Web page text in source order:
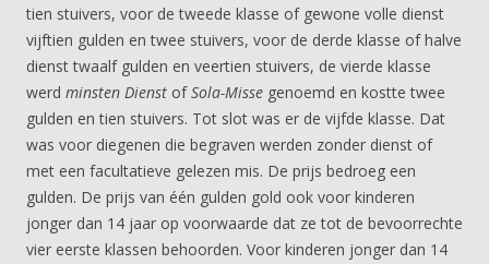
tien stuivers, voor de tweede klasse of gewone volle dienst
vijftien gulden en twee stuivers, voor de derde klasse of halve
dienst twaalf gulden en veertien stuivers, de vierde klasse
werd minsten Dienst ofSola-Misse genoemd en kostte twee
gulden en tien stuivers. Tot slot was er de vijfde klasse. Dat
was voor diegenen die begraven werden zonder dienst of
met een facultatieve gelezen mis. De prijs bedroeg een
gulden. De prijs van één gulden gold ook voor kinderen
jonger dan 14 jaar op voorwaarde dat ze tot de bevoorrechte
vier eerste klassen behoorden. Voor kinderen jonger dan 14